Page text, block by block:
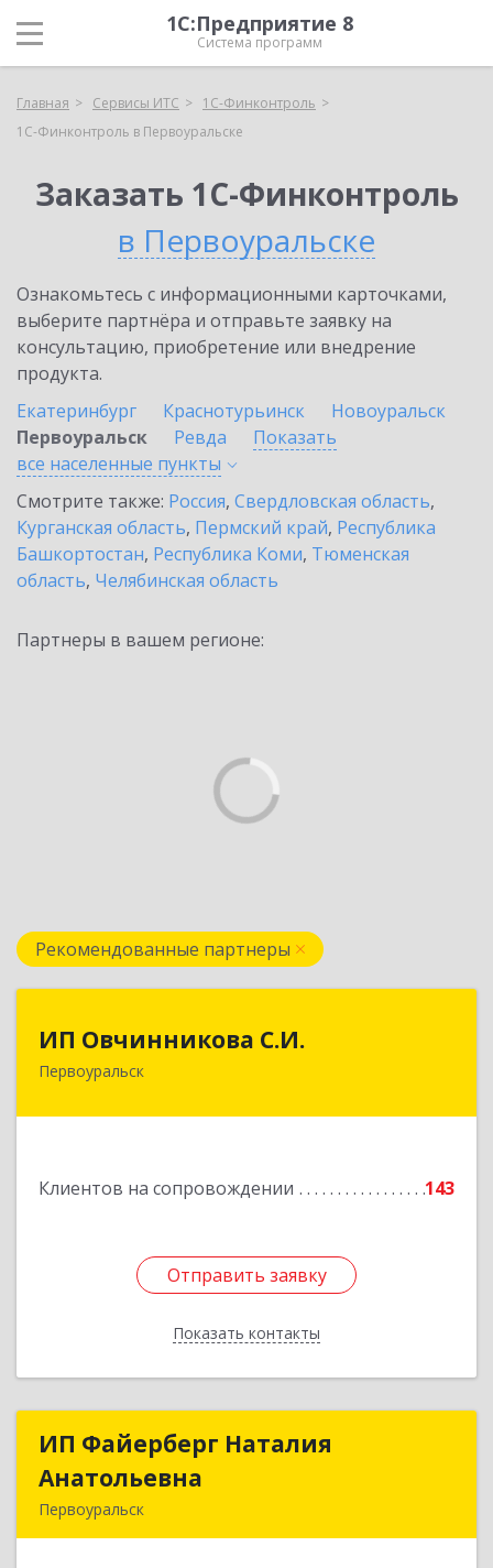
1С:Предприятие 8
Система программ
Главная Сервисы ИТС
1С-Финконтроль
1С-Финконтроль в Первоуральске
Заказать 1С-Финконтроль
в Первоуральске
Ознакомьтесь с информационными карточками,
выберите партнёра и отправьте заявку на
консультацию, приобретение или внедрение
продукта.
Екатеринбург
Краснотурьинск
Новоуральск
Первоуральск
Ревда
Показать
все населенные пункты
Смотрите также: Россия, Свердловская область,
Курганская область, Пермский край, Республика
Башкортостан, Республика Коми, Тюменская
область, Челябинская область
Партнеры в вашем регионе:
Рекомендованные партнеры
ИП Овчинникова С.И.
Первоуральск
Клиентов на сопровождении 143
Отправить заявку
Показать контакты
623119, Свердловская обл, Первоуральск г,
Отправить заявку
Назад
ИП Файерберг Наталия
Анатольевна
Первоуральск
ИП Файерберг Наталия